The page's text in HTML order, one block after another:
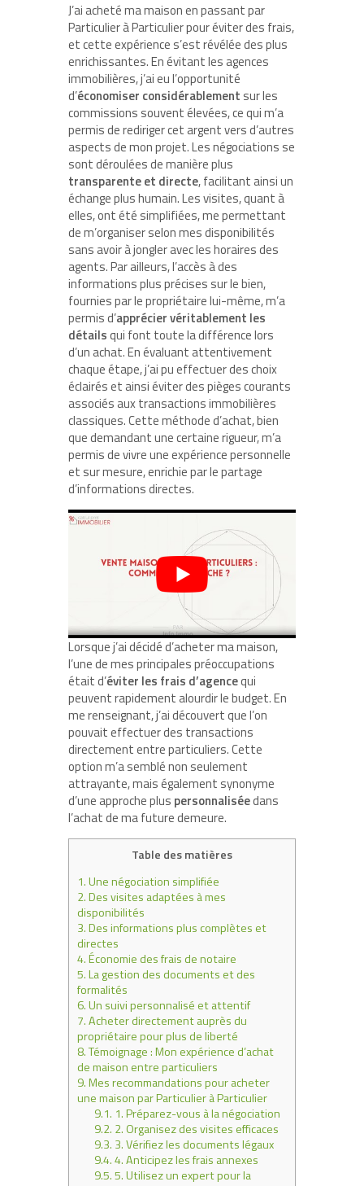
J’ai acheté ma maison en passant par
Particulier à Particulier pour éviter des frais,
et cette expérience s’est révélée des plus
enrichissantes. En évitant les agences
immobilières, j’ai eu l’opportunité
d’économiser considérablement sur les
commissions souvent élevées, ce qui m’a
permis de rediriger cet argent vers d’autres
aspects de mon projet. Les négociations se
sont déroulées de manière plus
transparente et directe, facilitant ainsi un
échange plus humain. Les visites, quant à
elles, ont été simplifiées, me permettant
de m’organiser selon mes disponibilités
sans avoir à jongler avec les horaires des
agents. Par ailleurs, l’accès à des
informations plus précises sur le bien,
fournies par le propriétaire lui-même, m’a
permis d’apprécier véritablement les
détailsqui font toute la différence lors
d’un achat. En évaluant attentivement
chaque étape, j’ai pu effectuer des choix
éclairés et ainsi éviter des pièges courants
associés aux transactions immobilières
classiques. Cette méthode d’achat, bien
que demandant une certaine rigueur, m’a
permis de vivre une expérience personnelle
et sur mesure, enrichie par le partage
d’informations directes.
Lorsque j’ai décidé d’acheter ma maison,
l’une de mes principales préoccupations
était d’éviter les frais d’agencequi
peuvent rapidement alourdir le budget. En
me renseignant, j’ai découvert que l’on
pouvait effectuer des transactions
directement entre particuliers. Cette
option m’a semblé non seulement
attrayante, mais également synonyme
d’une approche plus personnaliséedans
l’achat de ma future demeure.
Table des matières
1.Une négociation simplifiée
2.Des visites adaptées à mes
disponibilités
3.Des informations plus complètes et
directes
4.Économie des frais de notaire
5.La gestion des documents et des
formalités
6.Un suivi personnalisé et attentif
7.Acheter directement auprès du
propriétaire pour plus de liberté
8.Témoignage : Mon expérience d’achat
de maison entre particuliers
9.Mes recommandations pour acheter
une maison par Particulier à Particulier
9.1. 1. Préparez-vous à la négociation
9.2. 2. Organisez des visites efficaces
9.3. 3. Vérifiez les documents légaux
9.4.4. Anticipez les frais annexes
9.5.5. Utilisez un expert pour la